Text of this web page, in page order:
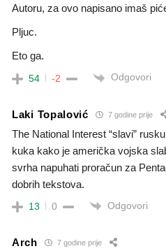
Autoru, za ovo napisano imaš
Pljuc.
Eto ga.
54 -2 Odgovori
Laki Topalović 7 godine prije
The National Interest “slavi”
kuka kako je američka vojska
svrha napuhati proračun za
dobrih tekstova.
13 0 Odgovori
Arch 7 godine prije